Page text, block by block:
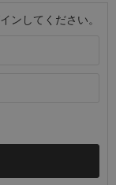
ンしてください。